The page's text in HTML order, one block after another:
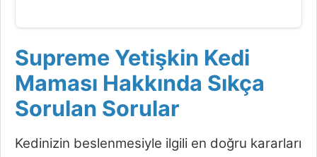
Supreme Yetişkin Kedi
Maması Hakkında Sıkça
Sorulan Sorular
Kedinizin beslenmesiyle ilgili en doğru kararları